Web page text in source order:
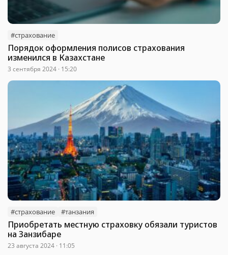
#страхование
Порядок оформления полисов страхования
изменился в Казахстане
3 сентября 2024 · 15:20
#страхование #танзания
Приобретать местную страховку обязали туристов
на Занзибаре
23 августа 2024 · 11:05